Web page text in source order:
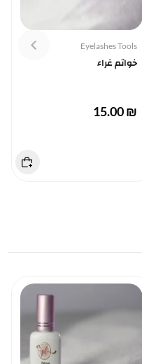
Eyelashes Tools
خواتم غراء
₪ 15.00